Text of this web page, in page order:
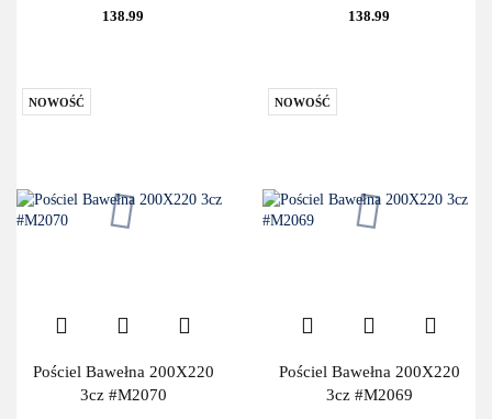
138.99 138.99
NOWOŚĆ
Pościel Bawełna 200X220
3cz #M2070
NOWOŚĆ
Pościel Bawełna 200X220
3cz #M2069